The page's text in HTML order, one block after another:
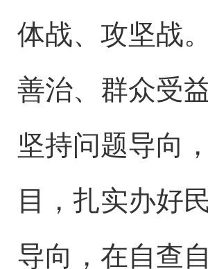
体战、攻坚战
善治、群众受
坚持问题导向
目，扎实办好
导向，在自查